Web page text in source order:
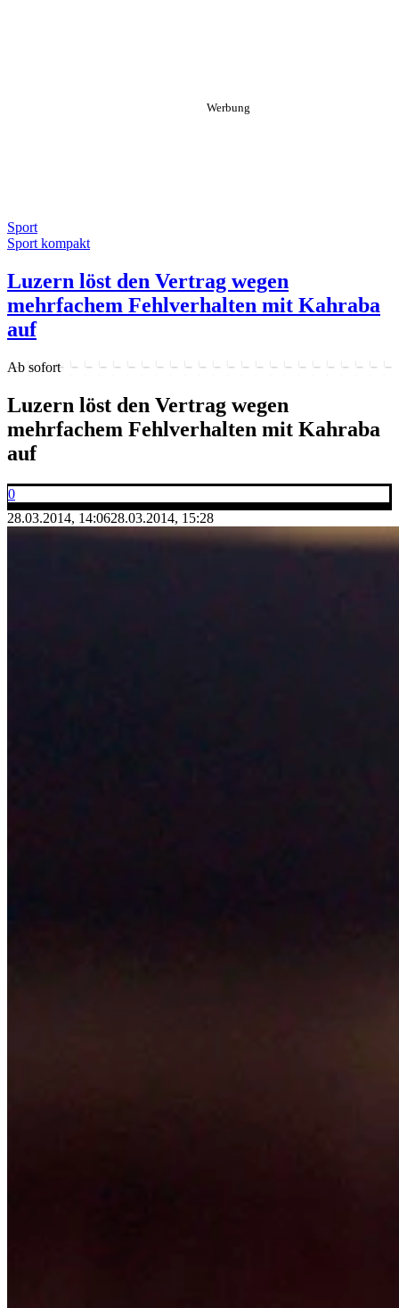
Sport
Sport kompakt
Luzern löst den Vertrag wegen
mehrfachem Fehlverhalten mit Kahraba
auf
Ab sofort
Luzern löst den Vertrag wegen
mehrfachem Fehlverhalten mit Kahraba
auf
0
28.03.2014, 14:0628.03.2014, 15:28